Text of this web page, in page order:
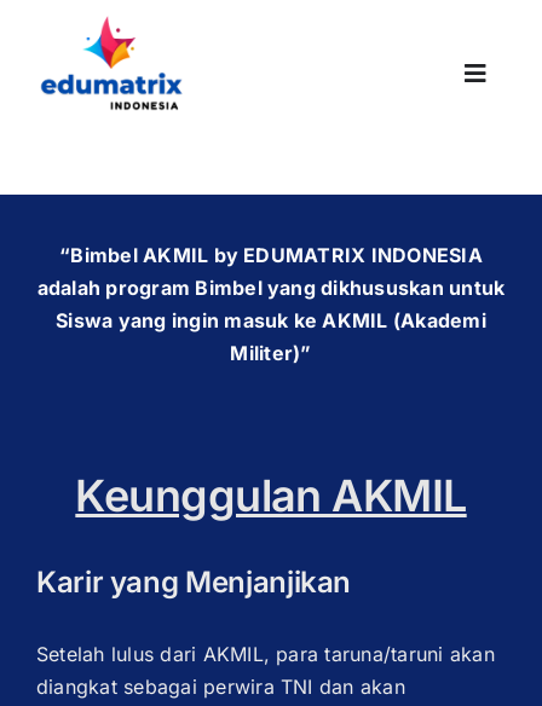
content
Toggle
HOMEPAGE
ABOUT US
PROMO
“Bimbel AKMIL by EDUMATRIX INDONESIA
adalah program Bimbel yang dikhususkan untuk
Siswa yang ingin masuk ke AKMIL (Akademi
Militer)”
Keunggulan AKMIL
Karir yang Menjanjikan
Setelah lulus dari AKMIL, para taruna/taruni akan
diangkat sebagai perwira TNI dan akan